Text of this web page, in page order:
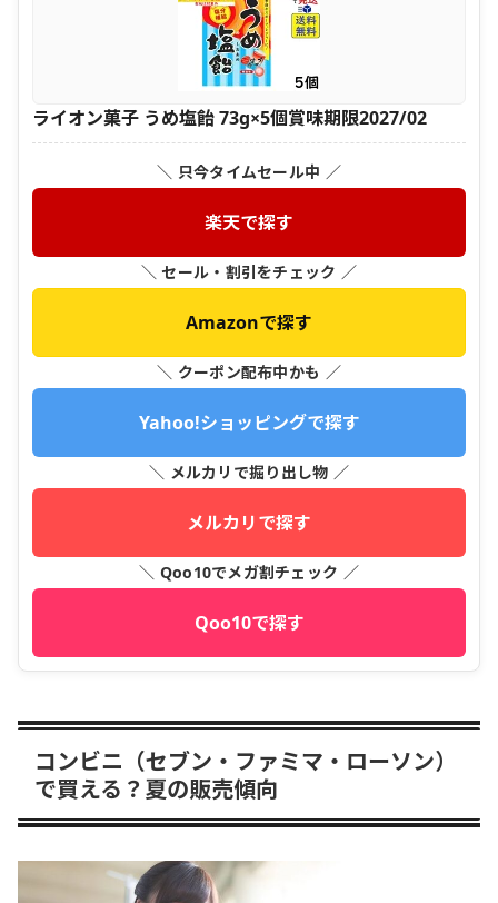
ライオン菓子 うめ塩飴 73g×5個賞味期限2027/02
＼ 只今タイムセール中 ／
楽天で探す
＼ セール・割引をチェック ／
Amazonで探す
＼ クーポン配布中かも ／
Yahoo!ショッピングで探す
＼ メルカリで掘り出し物 ／
メルカリで探す
＼ Qoo10でメガ割チェック ／
Qoo10で探す
コンビニ（セブン・ファミマ・ローソン）
で買える？夏の販売傾向